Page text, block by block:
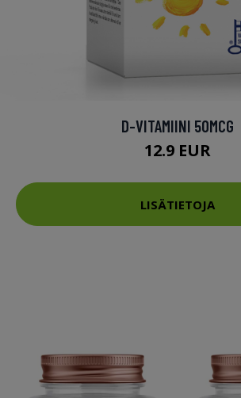
D-VITAMIINI 50MCG
12.9 EUR
LISÄTIETOJA